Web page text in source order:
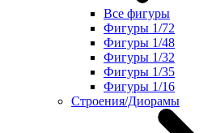
Все фигуры
Фигуры 1/72
Фигуры 1/48
Фигуры 1/32
Фигуры 1/35
Фигуры 1/16
Строения/Диорамы